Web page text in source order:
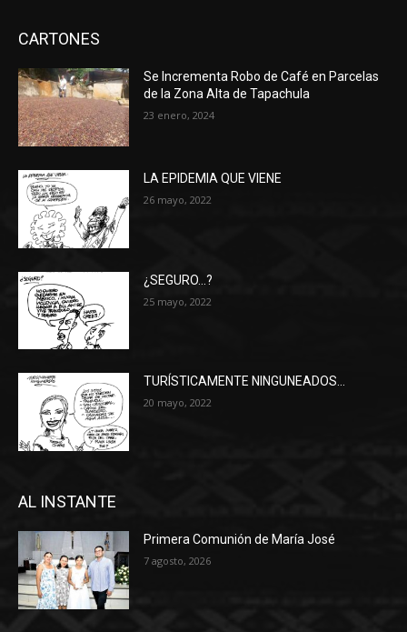
CARTONES
Se Incrementa Robo de Café en Parcelas
de la Zona Alta de Tapachula
23 enero, 2024
LA EPIDEMIA QUE VIENE
26 mayo, 2022
¿SEGURO…?
25 mayo, 2022
TURÍSTICAMENTE NINGUNEADOS…
20 mayo, 2022
AL INSTANTE
Primera Comunión de María José
7 agosto, 2026